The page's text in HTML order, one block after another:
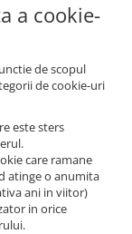
a cookie-
de scopul
de cookie-uri
este sters
care ramane
atinge o anumita
ani in viitor)
in orice